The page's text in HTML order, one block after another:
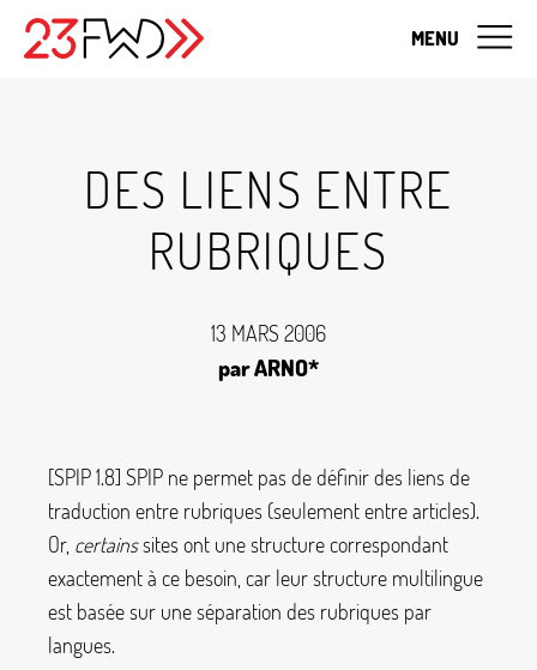
MENU
DES LIENS ENTRE
RUBRIQUES
13 MARS 2006
par ARNO*
[SPIP 1.8] SPIP ne permet pas de définir des liens de
traduction entre rubriques (seulement entre articles).
Or, certainssites ont une structure correspondant
exactement à ce besoin, car leur structure multilingue
est basée sur une séparation des rubriques par
langues.